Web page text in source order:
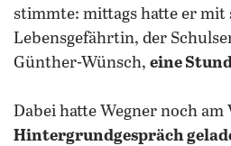
stimmte: mittags hatte er mit
Lebensgefährtin, der
Günther-Wünsch, eine
Dabei hatte Wegner noch am
Hintergrundgespräch